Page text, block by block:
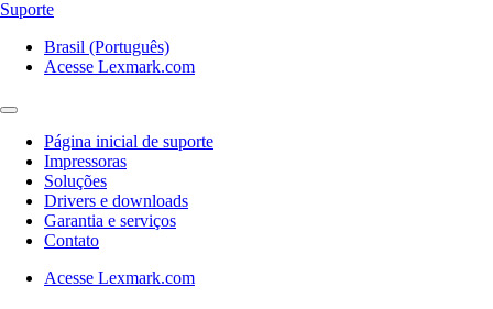
Suporte
Brasil (Português)
Acesse Lexmark.com
Página inicial de suporte
Impressoras
Soluções
Drivers e downloads
Garantia e serviços
Contato
Acesse Lexmark.com